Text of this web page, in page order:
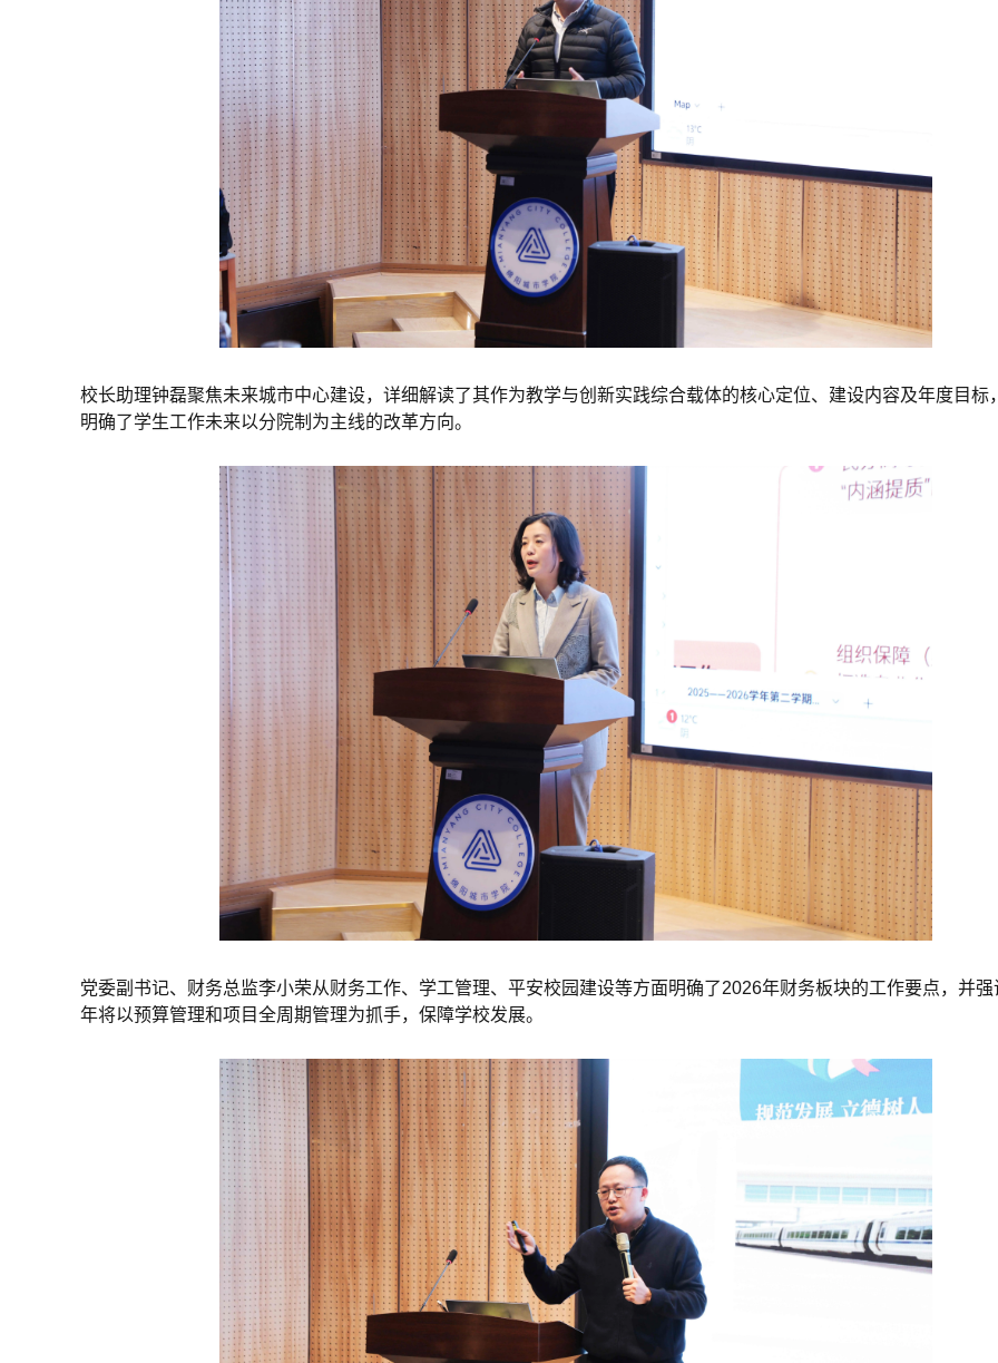
校长助理钟磊聚焦未来城市中心建设，详细解读了其作为教学与创新实践综合载体的核心定位、建设内容及年度目标
明确了学生工作未来以分院制为主线的改革方向。
党委副书记、财务总监李小荣从财务工作、学工管理、平安校园建设等方面明确了2026年财务板块的工作要点，并
年将以预算管理和项目全周期管理为抓手，保障学校发展。